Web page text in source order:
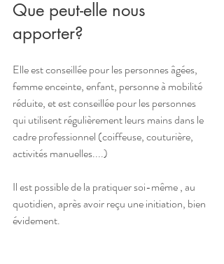
Que peut-elle nous
apporter?
Elle est conseillée pour les personnes âgées,
femme enceinte, enfant, personne à mobilité
réduite, et est conseillée pour les personnes
qui utilisent régulièrement leurs mains dans le
cadre professionnel (coiffeuse, couturière,
activités manuelles....)
Il est possible de la pratiquer soi-même , au
quotidien, après avoir reçu une initiation, bien
évidement.